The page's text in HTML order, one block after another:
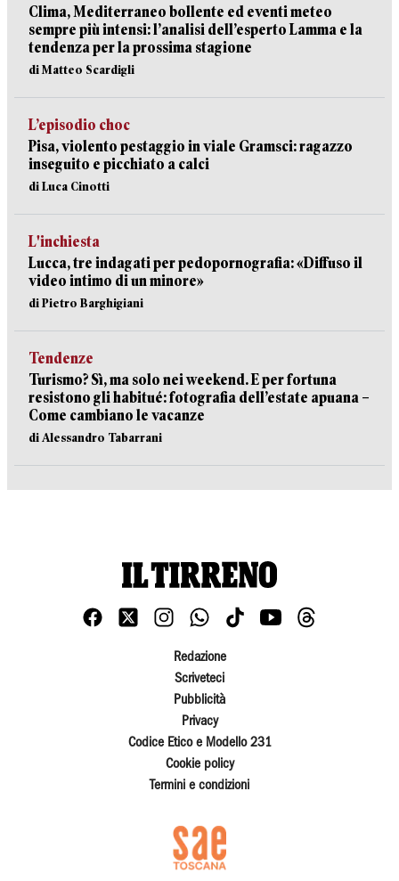
Clima, Mediterraneo bollente ed eventi meteo
sempre più intensi: l’analisi dell’esperto Lamma e la
tendenza per la prossima stagione
di Matteo Scardigli
L’episodio choc
Pisa, violento pestaggio in viale Gramsci: ragazzo
inseguito e picchiato a calci
di Luca Cinotti
L'inchiesta
Lucca, tre indagati per pedopornografia: «Diffuso il
video intimo di un minore»
di Pietro Barghigiani
Tendenze
Turismo? Sì, ma solo nei weekend. E per fortuna
resistono gli habitué: fotografia dell’estate apuana –
Come cambiano le vacanze
di Alessandro Tabarrani
Redazione
Scriveteci
Pubblicità
Privacy
Codice Etico e Modello 231
Cookie policy
Termini e condizioni